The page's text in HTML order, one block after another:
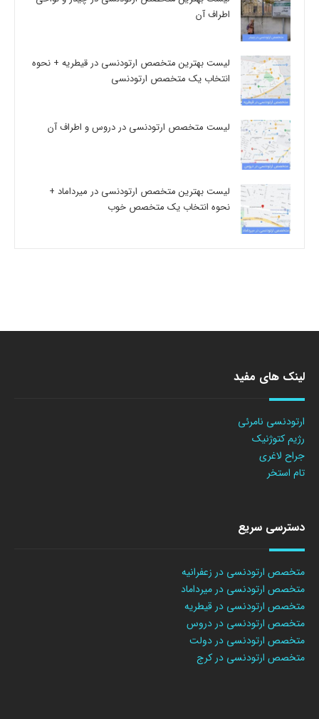
اطراف آن
لیست بهترین متخصص ارتودنسی در قیطریه + نحوه
انتخاب یک متخصص ارتودنسی
لیست متخصص ارتودنسی در دروس و اطراف آن
لیست بهترین متخصص ارتودنسی در میرداماد +
نحوه انتخاب یک متخصص خوب
لینک های مفید
ارتودنسی نامرئی
رژیم کتوژنیک
جراح لاغری
تام استخر
دسترسی سریع
متخصص ارتودنسی در زعفرانیه
متخصص ارتودنسی در میرداماد
متخصص ارتودنسی در قیطریه
متخصص ارتودنسی در دروس
متخصص ارتودنسی در دولت
متخصص ارتودنسی در کرج